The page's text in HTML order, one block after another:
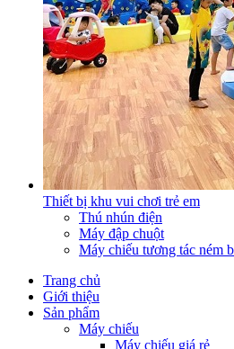
Thiết bị khu vui chơi trẻ em
Thú nhún điện
Máy đập chuột
Máy chiếu tương tác ném
Trang chủ
Giới thiệu
Sản phẩm
Máy chiếu
Máy chiếu giá rẻ